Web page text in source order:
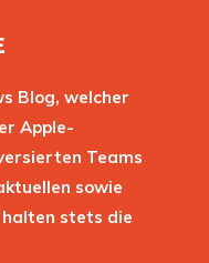
Blog, welcher
Apple-
Teams
sowie
stets die